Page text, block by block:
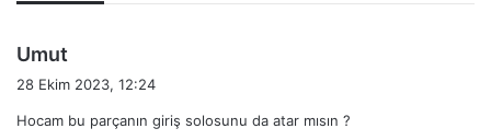
Umut
i
28 Ekim 2023, 12:24
Hocam bu parçanın giriş solosunu da atar mısın ?